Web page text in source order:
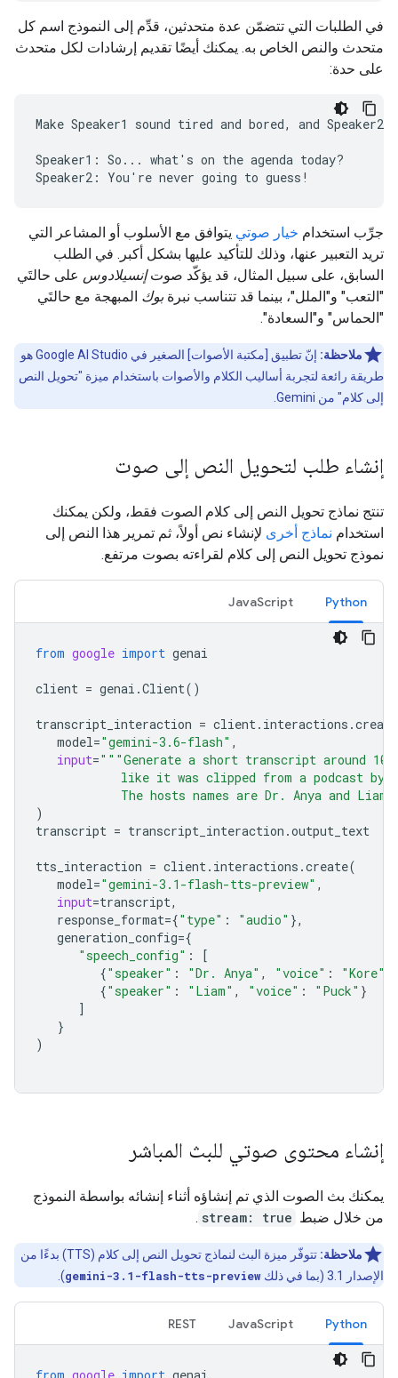
في الطلبات التي تتضمّن عدة متحدثين، قدِّم إلى النموذج اسم كل
متحدث والنص الخاص به. يمكنك أيضًا تقديم إرشادات لكل متحدث
على حدة:
Make Speaker1 sound tired and bored, and Speaker2
Speaker1: So... what's on the agenda today?
جرِّب استخدام خيار صوتي يتوافق مع الأسلوب أو المشاعر التي
تريد التعبير عنها، وذلك للتأكيد عليها بشكل أكبر. في الطلب
السابق، على سبيل المثال، قد يؤكّد صوتإنسيلادوس على حالتَي
"التعب" و"الملل"، بينما قد تتناسب نبرة بوك المبهجة مع حالتَي
"الحماس" و"السعادة".
ملاحظة:
إنّ تطبيق [مكتبة الأصوات] الصغير في Google AI Studio هو
طريقة رائعة لتجربة أساليب الكلام والأصوات باستخدام ميزة "تحويل النص
إلى كلام" من Gemini.
إنشاء طلب لتحويل النص إلى صوت
تنتج نماذج تحويل النص إلى كلام الصوت فقط، ولكن يمكنك
استخدام نماذج أخرى لإنشاء نص أولاً، ثم تمرير هذا النص إلى
نموذج تحويل النص إلى كلام لقراءته بصوت مرتفع.
Python
JavaScript
from google import genai
client = genai .Client()
transcript_interaction = client. interactions .create
model="gemini-3.6-flash" ,
input="""Generate a short transcript around
like it was clipped from a podcast by
The hosts names are Dr. Anya and
)
transcript = transcript_interaction .output_text
tts_interaction = client. interactions .create(
model="gemini-3.1-flash-tts-preview" ,
input=transcript,
response_format={"type" : "audio" },
generation_config={
"speech_config" :
[
{"speaker" : "Dr. Anya" , "voice" : "Kore"
{"speaker" : "Liam" , "voice" : "Puck" }
]
}
)
إنشاء محتوى صوتي للبث المباشر
يمكنك بث الصوت الذي تم إنشاؤه أثناء إنشائه بواسطة النموذج
من خلال ضبط stream: true
.
ملاحظة:
تتوفّر ميزة البث لنماذج تحويل النص إلى كلام (TTS) بدءًا من
الإصدار 3.1 (بما في ذلك
gemini-3.1-flash-tts-preview
).
Python
JavaScript
REST